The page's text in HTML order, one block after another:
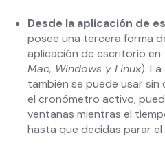
Desde la aplicación de
posee una tercera forma
aplicación de escritorio
Mac, Windows y Linux).
también se puede usar
el cronómetro activo,
ventanas mientras el
hasta que decidas parar